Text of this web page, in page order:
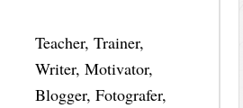
Teacher, Trainer,
Writer, Motivator,
Blogger, Fotografer,